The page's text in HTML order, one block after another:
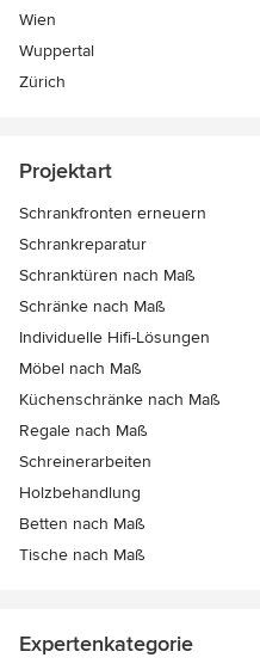
Wien
Wuppertal
Zürich
Projektart
Schrankfronten erneuern
Schrankreparatur
Schranktüren nach Maß
Schränke nach Maß
Individuelle Hifi-Lösungen
Möbel nach Maß
Küchenschränke nach Maß
Regale nach Maß
Schreinerarbeiten
Holzbehandlung
Betten nach Maß
Tische nach Maß
Expertenkategorie